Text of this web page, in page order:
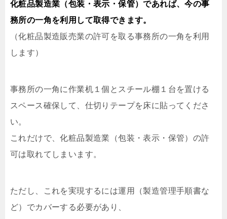
化粧品製造業（包装・表示・保管）であれば、今の事
務所の一角を利用して取得できます。
（化粧品製造販売業の許可を取る事務所の一角を利用
します）
事務所の一角に作業机１個とスチール棚１台を置ける
スペース確保して、仕切りテープを床に貼ってくださ
い。
これだけで、化粧品製造業（包装・表示・保管）の許
可は取れてしまいます。
ただし、これを実現するには運用（製造管理手順書な
ど）でカバーする必要があり、